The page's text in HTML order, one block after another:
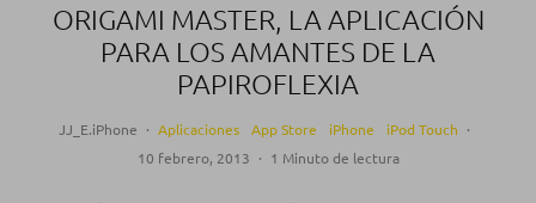
ORIGAMI MASTER, LA APLICACIÓN
PARA LOS AMANTES DE LA
PAPIROFLEXIA
JJ_E.iPhone · Aplicaciones App Store iPhone iPod Touch ·
10 febrero, 2013 · 1 Minuto de lectura